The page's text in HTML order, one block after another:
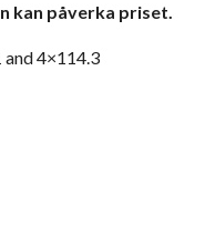
kan påverka priset.
4×114.3